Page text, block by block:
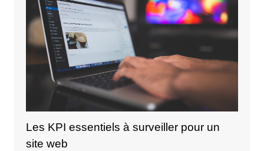
Tunisie
Les KPI essentiels à surveiller pour un
site web